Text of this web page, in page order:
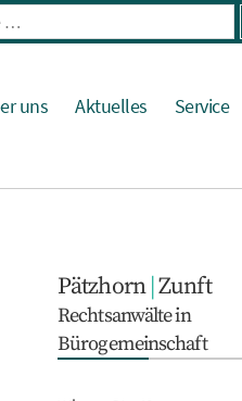
uns Aktuelles Service
Pätzhorn Zunft
Rechtsanwälte in
Bürogemeinschaft